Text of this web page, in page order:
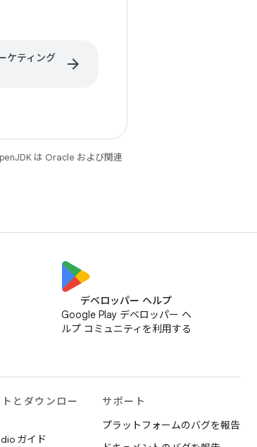
ケティング
arrow_forward
は Oracle および関連
デベロッパー ヘルプ
Google Play デベロッパー ヘ
ルプ コミュニティを利用する
とダウンロー
ガイド
サポート
プラットフォームのバグを報告